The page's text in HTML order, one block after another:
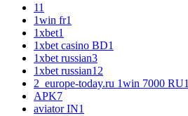
11
1win fr1
1xbet1
1xbet casino BD1
1xbet russian3
1xbet russian1 2
2_europe-today.ru 1win 7000 RU1
APK7
aviator IN1